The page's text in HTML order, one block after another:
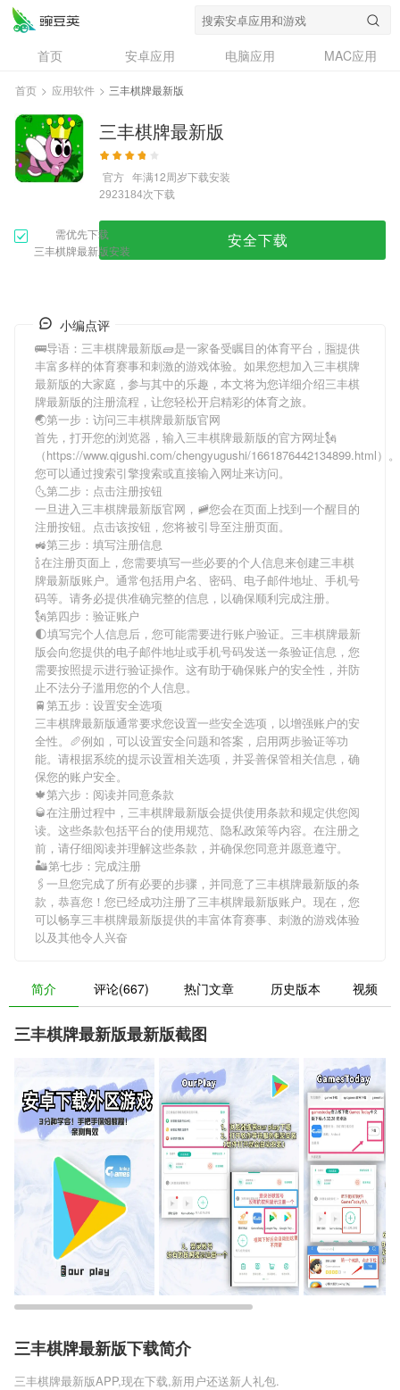
首页 安卓应用 电脑应用
MAC应用
资讯
专题
问答
首页 > 应用软件 > 三丰棋牌最新版
三丰棋牌最新版
官方 年满12周岁下载安装
2923184次下载
需优先下载
三丰棋牌最新版安装
安全下载
小编点评
🚌导语： 三丰棋牌最新版🧱是一家备受瞩目的体育平台，🈯提供
丰富多样的体育赛事和刺激的游戏体验。如果您想加入三丰棋牌
最新版的大家庭，参与其中的乐趣，本文将为您详细介绍三丰棋
牌最新版的注册流程，让您轻松开启精彩的体育之旅。
🌏第一步：访问三丰棋牌最新版官网
首先，打开您的浏览器，输入三丰棋牌最新版的官方网址🗽
（https://www.qigushi.com/chengyugushi/1661876442134899.html）。
您可以通过搜索引擎搜索或直接输入网址来访问。
🌜第二步：点击注册按钮
一旦进入三丰棋牌最新版官网，🚞您会在页面上找到一个醒目的
注册按钮。点击该按钮，您将被引导至注册页面。
🚜第三步：填写注册信息
🍾在注册页面上，您需要填写一些必要的个人信息来创建三丰棋
牌最新版账户。通常包括用户名、密码、电子邮件地址、手机号
码等。请务必提供准确完整的信息，以确保顺利完成注册。
🗽第四步：验证账户
🌓填写完个人信息后，您可能需要进行账户验证。 三丰棋牌最新
版会向您提供的电子邮件地址或手机号码发送一条验证信息，您
需要按照提示进行验证操作。这有助于确保账户的安全性，并防
止不法分子滥用您的个人信息。
🚆第五步：设置安全选项
三丰棋牌最新版通常要求您设置一些安全选项，以增强账户的安
全性。🥖例如，可以设置安全问题和答案，启用两步验证等功
能。请根据系统的提示设置相关选项，并妥善保管相关信息，确
保您的账户安全。
🍁第六步：阅读并同意条款
🥃在注册过程中， 三丰棋牌最新版会提供使用条款和规定供您阅
读。这些条款包括平台的使用规范、隐私政策等内容。在注册之
前，请仔细阅读并理解这些条款，并确保您同意并愿意遵守。
🏜第七步：完成注册
🖇一旦您完成了所有必要的步骤，并同意了三丰棋牌最新版的条
款，恭喜您！您已经成功注册了三丰棋牌最新版账户。现在，您
可以畅享三丰棋牌最新版提供的丰富体育赛事、刺激的游戏体验
以及其他令人兴奋
简介 评论(667) 热门文章 历史版本 视频
三丰棋牌最新版最新版截图
三丰棋牌最新版下载简介
三丰棋牌最新版APP,现在下载,新用户还送新人礼包.